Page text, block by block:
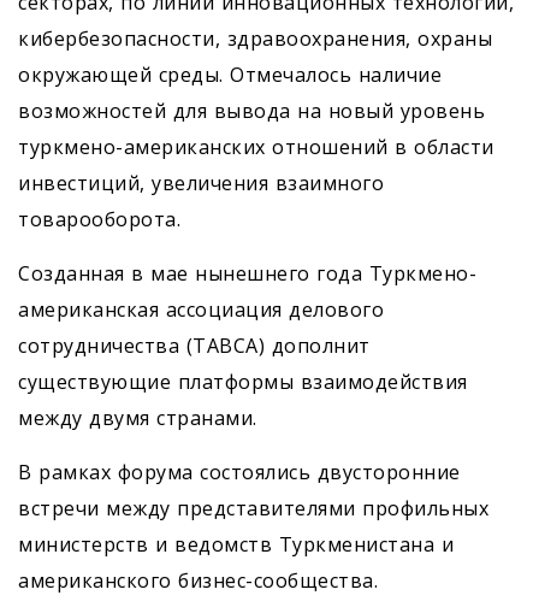
кибербезопасности, здравоохранения, охраны
окружающей среды. Отмечалось наличие
возможностей для вывода на новый уровень
турк­мено-американских отношений в облас­ти
инвестиций, увеличения взаимного
товарооборота.
Созданная в мае нынешнего года Турк­мено-
американская ассоциация делового
сотрудничества (TABCA) дополнит
существующие платформы взаимодействия
между двумя странами.
В рамках форума состоялись двусторонние
встречи между представителями профильных
министерств и ведомств Туркменистана и
американского бизнес-сообщества.